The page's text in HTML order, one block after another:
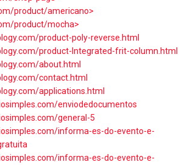
product/americano>
product/mocha>
product-poly-reverse.html
product-Integrated-frit-column.html
about.html
contact.html
applications.html
enviodedocumentos
general-5
informa-es-do-evento-e-
informa-es-do-evento-e-